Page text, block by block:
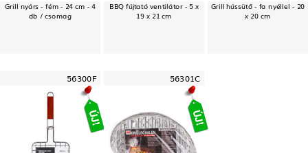
Grill nyárs - fém - 24 cm - 4
db / csomag
BBQ fújtató ventilátor - 5 x
19 x 21 cm
Grill hússütő - fa nyéllel - 20
x 20 cm
56300F 56301C